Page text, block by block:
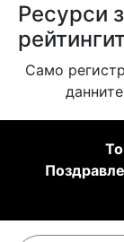
Ресурси
Само